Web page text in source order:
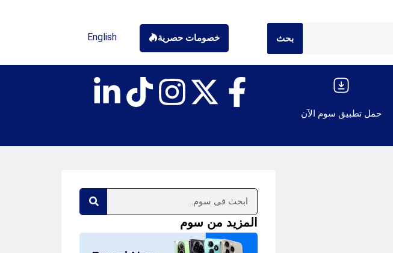
خصومات حصرية English
حمل تطبيق سوم الآن
المزيد من سوم